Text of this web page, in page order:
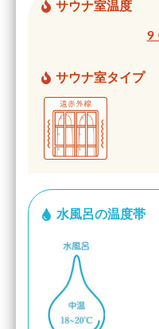
サウナ室温度
サウナ室タイプ
水風呂の温度帯